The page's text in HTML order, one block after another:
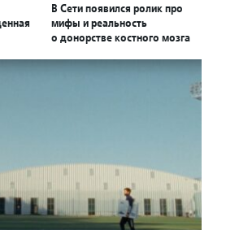
В Сети появился ролик про
мифы и реальность
о донорстве костного мозга